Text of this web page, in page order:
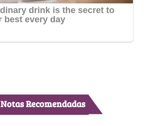
Notas Recomendadas